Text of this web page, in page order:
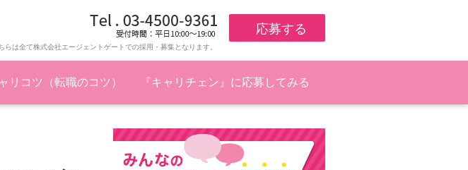
応募する
らは全て株式会社エージェントゲートでの採用・募集となります。
リコツ（転職のコツ） 『キャリチェン』に応募してみる